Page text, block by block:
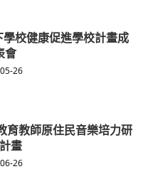
校健康促進學校計畫成
會
26
育教師原住民音樂培力研
畫
26